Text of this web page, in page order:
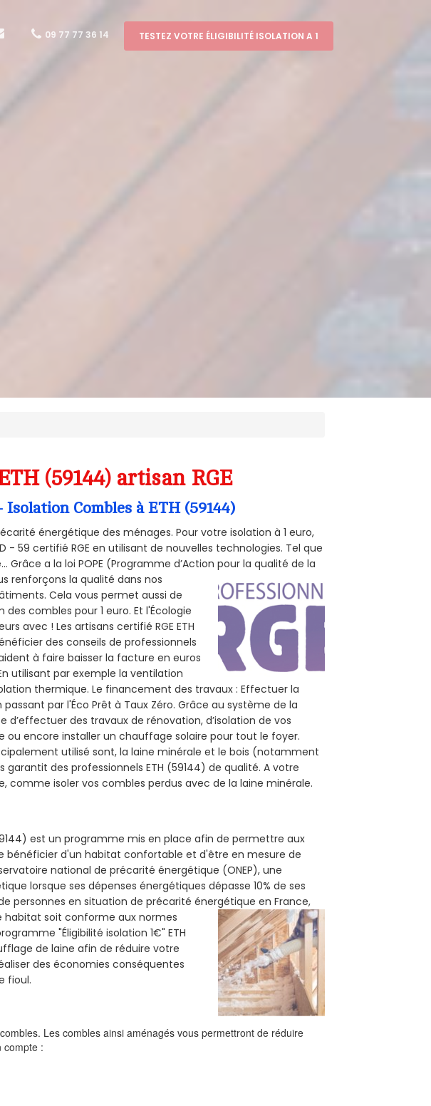
09 77 77 36 14 TESTEZ VOTRE ÉLIGIBILITÉ ISOLATION A 1
(59144) artisan RGE
Combles à ETH (59144)
énergétique des ménages. Pour votre isolation à 1 euro,
59 certifié RGE en utilisant de nouvelles technologies. Tel que
a la loi POPE (Programme d’Action pour la qualité de la
renforçons la qualité dans nos
Cela vous permet aussi de
combles pour 1 euro. Et l'Écologie
avec ! Les artisans certifié RGE ETH
des conseils de professionnels
à faire baisser la facture en euros
utilisant par exemple la ventilation
thermique. Le financement des travaux : Effectuer la
par l'Éco Prêt à Taux Zéro. Grâce au système de la
d’effectuer des travaux de rénovation, d’isolation de vos
ou encore installer un chauffage solaire pour tout le foyer.
utilisé sont, la laine minérale et le bois (notamment
des professionnels ETH (59144) de qualité. A votre
comme isoler vos combles perdus avec de la laine minérale.
est un programme mis en place afin de permettre aux
bénéficier d'un habitat confortable et d'être en mesure de
national de précarité énergétique (ONEP), une
lorsque ses dépenses énergétiques dépasse 10% de ses
personnes en situation de précarité énergétique en France,
habitat soit conforme aux normes
"Éligibilité isolation 1€" ETH
de laine afin de réduire votre
des économies conséquentes
fioul.
Les combles ainsi aménagés vous permettront de réduire
compte :